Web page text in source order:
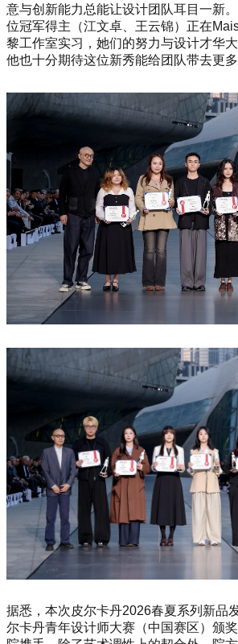
意与创新能力总能让设计团队耳目一新
位冠军得主（江文卓、王云锦）正在
黎工作室实习，她们的努力与设计才华
他也十分期待这位新秀能给团队带去更多
据悉，本次皮尔卡丹2026春夏系列新品
尔卡丹青年设计师大赛（中国赛区）颁